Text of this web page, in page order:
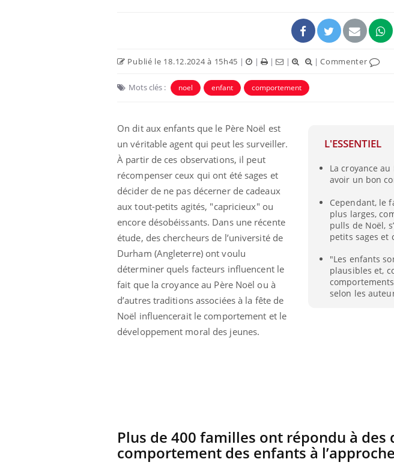
Publié le 18.12.2024 à 15h45 | | | | |Commenter
Mots clés : noel enfant comportement
L'ESSENTIEL
La croyance
avoir un bon
Cependant, le
plus larges,
pulls de Noël,
petits sages et
"Les enfants
plausibles et,
selon les
On dit aux enfants que le Père Noël est
un véritable agent qui peut les surveiller.
À partir de ces observations, il peut
récompenser ceux qui ont été sages et
décider de ne pas décerner de cadeaux
aux tout-petits agités, "capricieux" ou
encore désobéissants. Dans une récente
étude, des chercheurs de l’université de
Durham (Angleterre) ont voulu
déterminer quels facteurs influencent le
fait que la croyance au Père Noël ou à
d’autres traditions associées à la fête de
Noël influencerait le comportement et le
développement moral des jeunes.
Plus de 400 familles ont répondu à des
comportement des enfants à